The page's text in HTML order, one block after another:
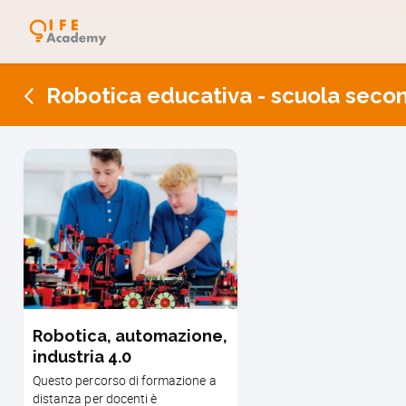
Robotica educativa - scuola
Robotica, automazione,
industria 4.0
Questo percorso di formazione a
distanza per docenti è